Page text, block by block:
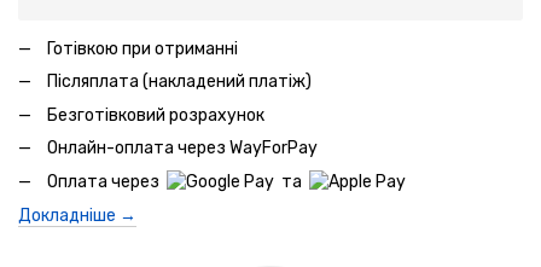
Готівкою при отриманні
Післяплата (накладений платіж)
Безготівковий розрахунок
Онлайн-оплата через WayForPay
Оплата через
та
Докладніше →